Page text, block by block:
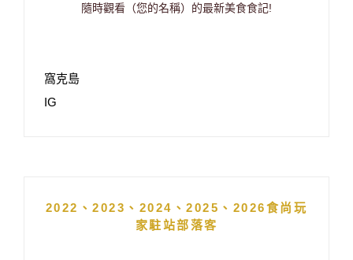
隨時觀看（您的名稱）的最新美食食記!
窩克島
IG
2022、2023、2024、2025、2026食尚玩
家駐站部落客